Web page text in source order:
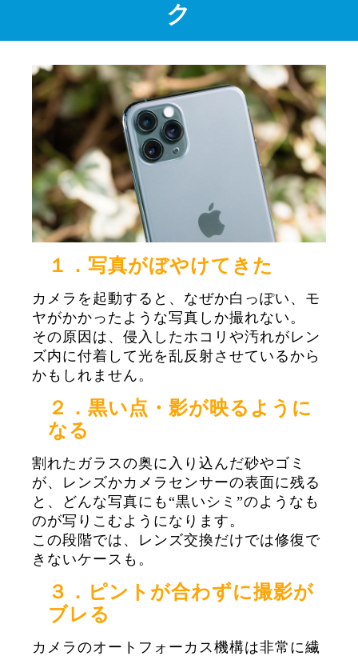
ク
１．写真がぼやけてきた
カメラを起動すると、なぜか白っぽい、モ
ヤがかかったような写真しか撮れない。
その原因は、侵入したホコリや汚れがレン
ズ内に付着して光を乱反射させているから
かもしれません。
２．黒い点・影が映るように
なる
割れたガラスの奥に入り込んだ砂やゴミ
が、レンズかカメラセンサーの表面に残る
と、どんな写真にも“黒いシミ”のようなも
のが写りこむようになります。
この段階では、レンズ交換だけでは修復で
きないケースも。
３．ピントが合わずに撮影が
ブレる
カメラのオートフォーカス機構は非常に繊